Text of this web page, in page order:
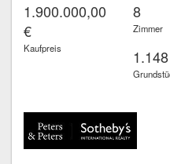
1.900.000,00
€
Kaufpreis
8
Zimmer